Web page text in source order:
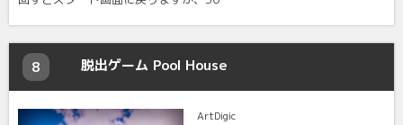
8 脱出ゲーム Pool House
ArtDigic